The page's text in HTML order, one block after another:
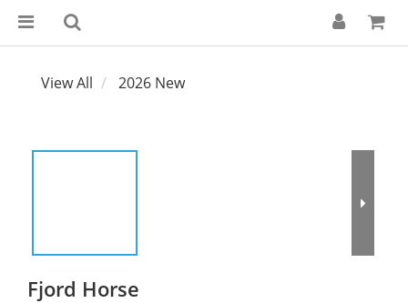
View All 2026 New
Fjord Horse